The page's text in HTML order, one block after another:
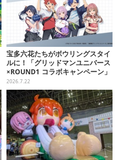
宝多六花たちがボウリングスタイ
ルに！「グリッドマンユニバース
×ROUND1 コラボキャンペーン」
開催決定、企画やグッズ販売を実
施
2026.7.22